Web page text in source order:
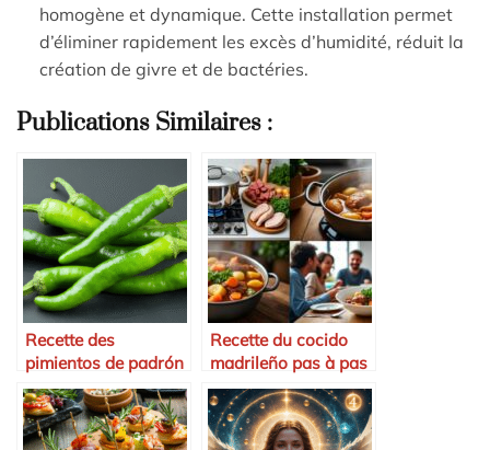
homogène et dynamique. Cette installation permet
d’éliminer rapidement les excès d’humidité, réduit la
création de givre et de bactéries.
Publications Similaires :
Recette des
pimientos de padrón
Recette du cocido
madrileño pas à pas